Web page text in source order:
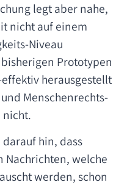
legt aber nahe,
nicht auf einem
Niveau
Prototypen
herausgestellt
Menschenrechts-
nicht.
hin, dass
Nachrichten, welche
werden, schon